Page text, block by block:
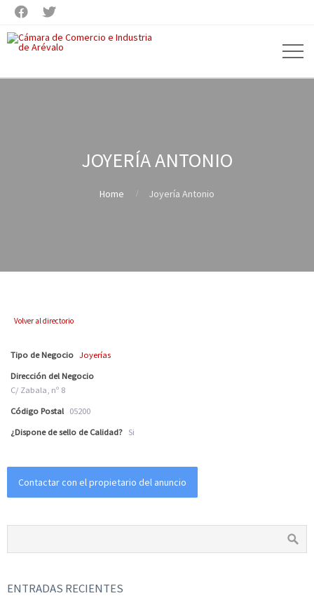
 
JOYERÍA ANTONIO
Home Joyería Antonio
Volver al directorio
Tipo de Negocio Joyerías
Dirección del Negocio
C/ Zabala, nº 8
Código Postal 05200
¿Dispone de sello de Calidad? Si
Contactar con el propietario del anuncio
ENTRADAS RECIENTES